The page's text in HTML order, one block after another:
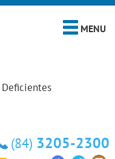
MENU
(84) 3205-2300